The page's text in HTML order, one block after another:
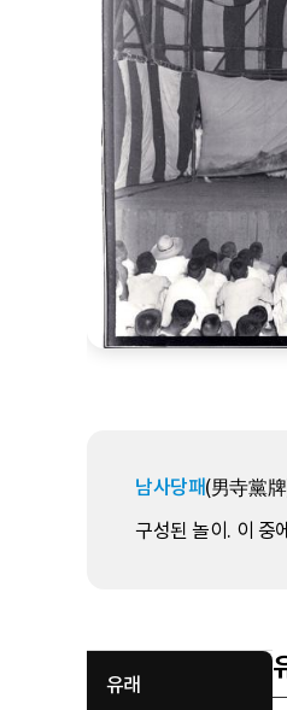
남사당패(男寺黨
구성된 놀이. 이 중
유래